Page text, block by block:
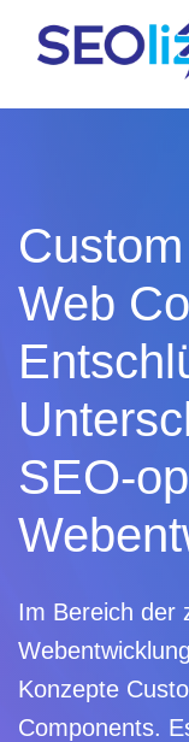
Reverse-
SEO-
Web
SEO-
Im Bereich der
Konzepte
Components.